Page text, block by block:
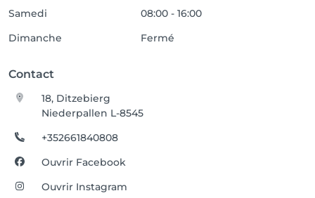
Samedi
08:00 - 16:00
Dimanche
Fermé
Contact
18, Ditzebierg
Niederpallen L-8545
+352661840808
Ouvrir Facebook
Ouvrir Instagram